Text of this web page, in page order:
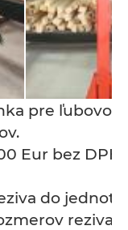
pre
Eur bez DPH
do
reziva